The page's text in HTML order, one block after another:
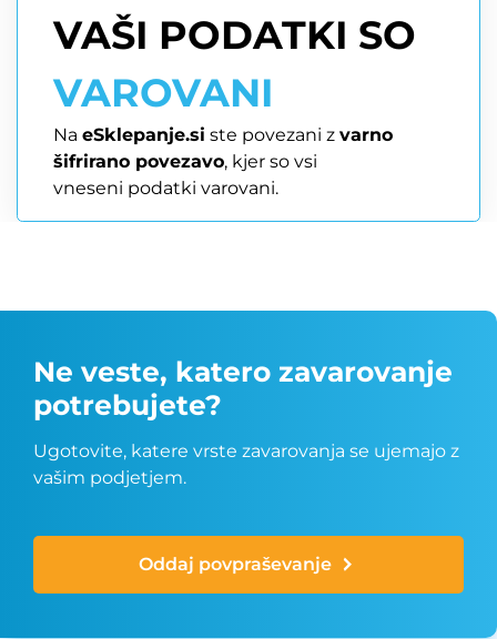
VAŠI PODATKI SO
VAROVANI
Na eSklepanje.si ste povezani z varno
šifrirano povezavo, kjer so vsi
vneseni podatki varovani.
Ne veste, katero zavarovanje
potrebujete?
Ugotovite, katere vrste zavarovanja se ujemajo z
vašim podjetjem.
Oddaj povpraševanje